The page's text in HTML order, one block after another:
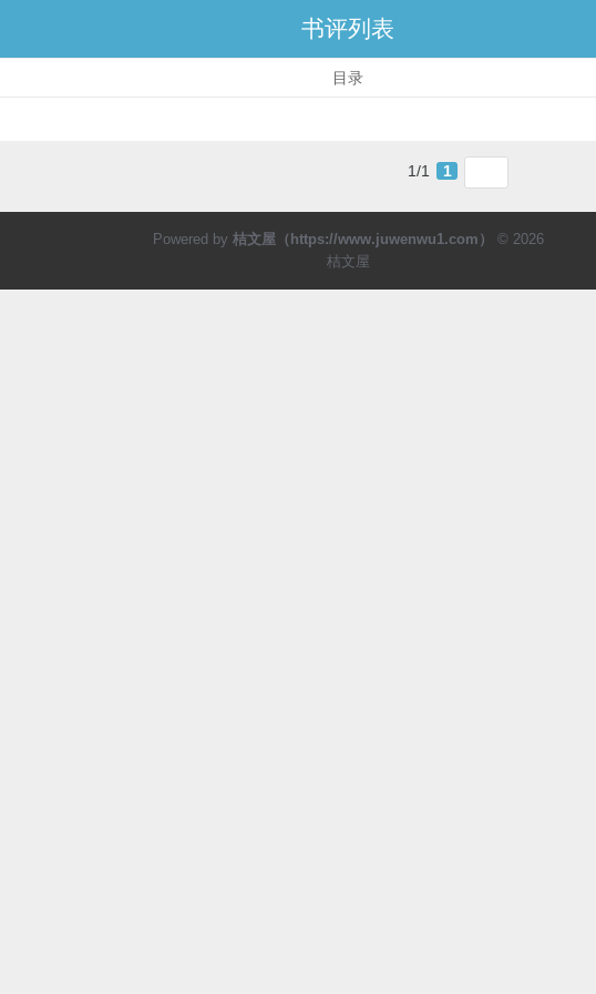
书评列表
目录
1/1 1
Powered by 桔文屋（https://www.juwenwu1.com）
© 2026
桔文屋